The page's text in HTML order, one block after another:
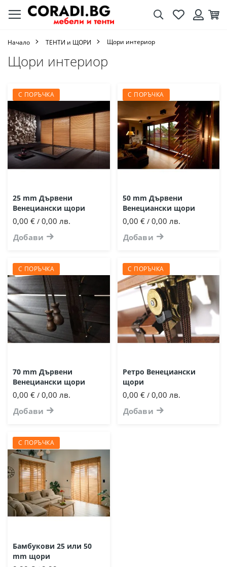
ТърсенеЛюбими
Начало ТЕНТИ и ЩОРИ Щори интериор
Щори интериор
С ПОРЪЧКА
25 mm Дървени
Венециански щори
0,00 € / 0,00 лв.
Добави
С ПОРЪЧКА
50 mm Дървени
Венециански щори
0,00 €/ 0,00 лв.
Добави
С ПОРЪЧКА
70 mm Дървени
Венециански щори
0,00 € / 0,00 лв.
Добави
С ПОРЪЧКА
Ретро Венециански
щори
0,00 €/ 0,00 лв.
Добави
С ПОРЪЧКА
Бамбукови 25 или 50
mm щори